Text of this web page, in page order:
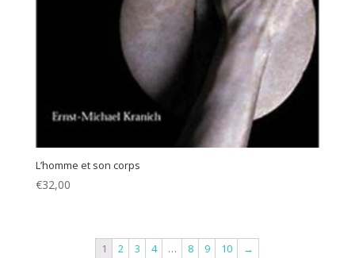
L’homme et son corps
€32,00
1 2 3 4 … 8 9 10 →